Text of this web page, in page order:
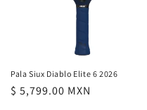
Pala Siux Diablo Elite 6 2026
Precio
$ 5,799.00 MXN